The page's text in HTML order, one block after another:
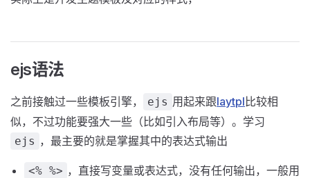
ejs语法
之前接触过一些模板引擎， ejs 用起来跟laytpl 比较相
似，不过功能要强大一些（比如引入布局等）。学习
ejs ，最主要的就是掌握其中的表达式输出
<% %> ，直接写变量或表达式，没有任何输出，一般用